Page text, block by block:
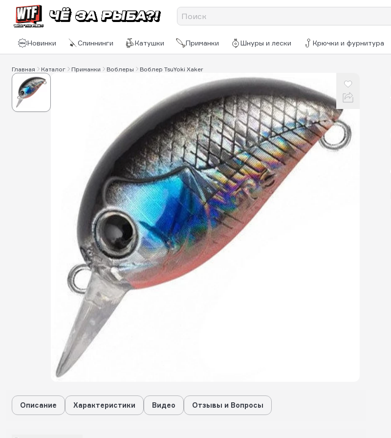
Новинки Спиннинги Катушки Приманки Шнуры и лески Крючки и фурнитура
Главная Каталог Приманки Воблеры Воблер TsuYoki Xaker
Описание Характеристики Видео Отзывы и Вопросы